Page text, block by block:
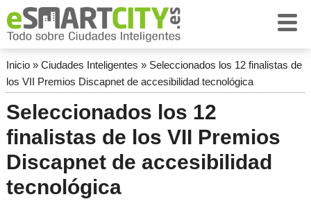
Inicio» Ciudades Inteligentes » Seleccionados los 12 finalistas de
los VII Premios Discapnet de accesibilidad tecnológica
Seleccionados los 12
finalistas de los VII Premios
Discapnet de accesibilidad
tecnológica